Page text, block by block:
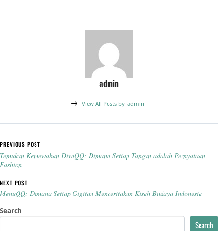
admin
View All Posts by admin
Post navigation
PREVIOUS POST
Temukan Kemewahan DivaQQ: Dimana Setiap Tangan adalah Pernyataan
Fashion
NEXT POST
MenuQQ: Dimana Setiap Gigitan Menceritakan Kisah Budaya Indonesia
Search
Search